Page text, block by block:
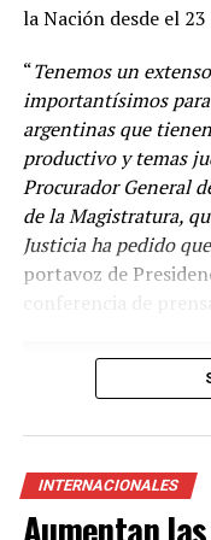
“Venimos diciendo
sido muy dinámica y
beneficioso de la
las muertes”, agregó.
que se suman al
la Nación desde el
“Tenemos un
importantísimos
argentinas que
productivo y temas
Procurador General
de la Magistratura,
Justicia ha pedido
portavoz de
conferencia de prensa.
INTERNACIONALES
Aumentan